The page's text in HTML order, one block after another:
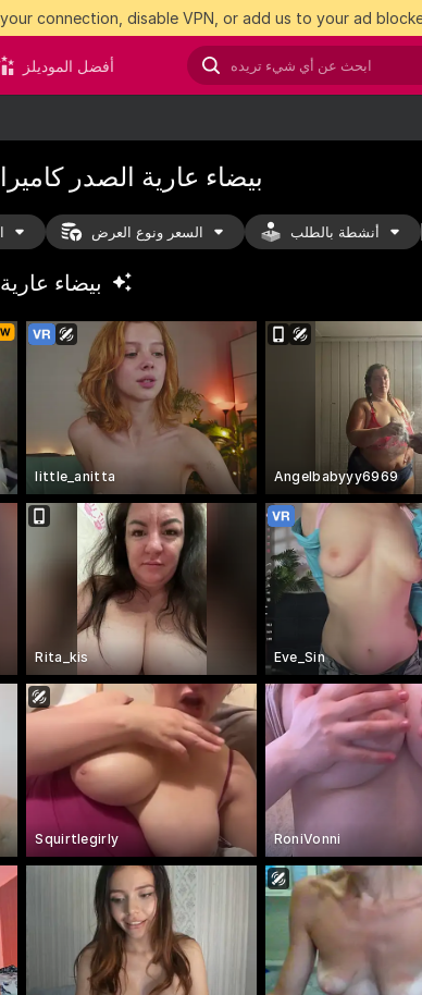
connection, disable VPN, or add us to your ad
أفضل الموديلز
بيضاء عارية الصدر
السعر ونوع العرض أنشطة بالطلب
بيضاء
little_anitta Angelbabyyy6969
Rita_kis Eve_Sin
Squirtlegirly RoniVonni